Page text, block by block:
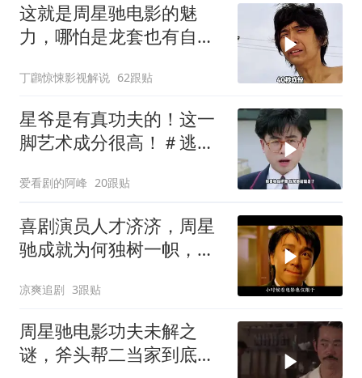
这就是周星驰电影的魅
力，哪怕是龙套也有自己
丁鸊惊悚影视解说 62跟贴
星爷是有真功夫的！这一
脚艺术成分很高！＃逃学
爱看剧的阿峰 20跟贴
喜剧演员人才济济，周星
驰成就为何独树一帜，他
凉爽追剧 3跟贴
周星驰电影功夫未解之
谜，斧头帮二当家到底是